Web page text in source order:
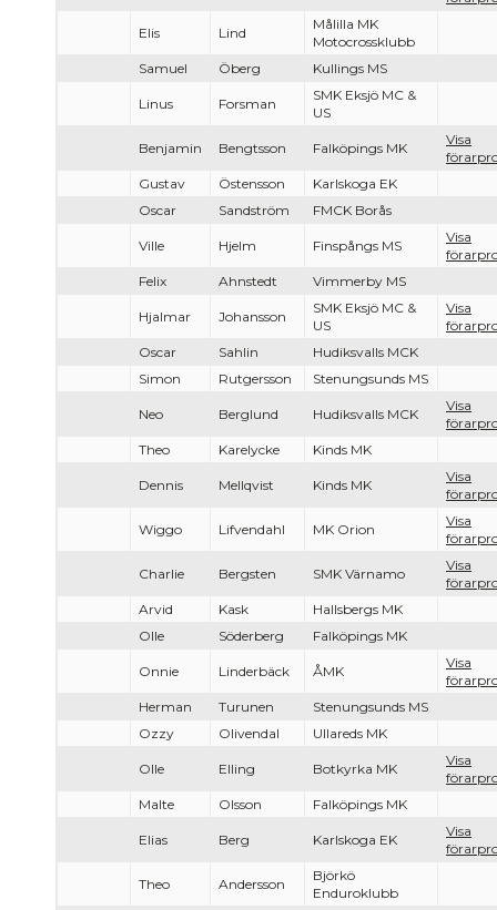
Elis Lind
Målilla MK
Motocrossklubb
Samuel
Öberg Kullings MS
Linus Forsman
SMK Eksjö MC &
US
Benjamin Bengtsson Falköpings MK
Visa
Gustav
Östensson
Karlskoga EK
Oscar
Sandström FMCK Borås
Ville Hjelm Finspångs MS
Visa
Felix
Ahnstedt Vimmerby MS
Hjalmar Johansson
SMK Eksjö MC &
US
Visa
Oscar
Sahlin
Hudiksvalls MCK
Simon
Rutgersson Stenungsunds MS
Neo Berglund Hudiksvalls MCK
Visa
Theo
Karelycke Kinds MK
Dennis Mellqvist Kinds MK
Visa
Wiggo Lifvendahl MK Orion
Visa
Charlie Bergsten SMK Värnamo
Visa
Arvid
Kask
Hallsbergs MK
Olle
Söderberg Falköpings MK
Onnie Linderbäck ÅMK
Visa
Herman
Turunen
Stenungsunds MS
Ozzy
Olivendal Ullareds MK
Olle Elling Botkyrka MK
Visa
Malte
Olsson Falköpings MK
Elias Berg Karlskoga EK
Visa
Theo Andersson
Björkö
Enduroklubb